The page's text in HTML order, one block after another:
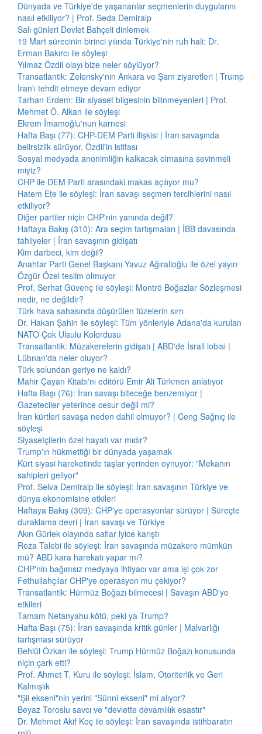
Dünyada ve Türkiye'de yaşananlar seçmenlerin duygularını
nasıl etkiliyor? | Prof. Seda Demiralp
Salı günleri Devlet Bahçeli dinlemek
19 Mart sürecinin birinci yılında Türkiye'nin ruh hali: Dr.
Erman Bakırcı ile söyleşi
Yılmaz Özdil olayı bize neler söylüyor?
Transatlantik: Zelensky'nin Ankara ve Şam ziyaretleri | Trump
İran'ı tehdit etmeye devam ediyor
Tarhan Erdem: Bir siyaset bilgesinin bilinmeyenleri | Prof.
Mehmet Ö. Alkan ile söyleşi
Ekrem İmamoğlu'nun karnesi
Hafta Başı (77): CHP-DEM Parti ilişkisi | İran savaşında
belirsizlik sürüyor, Özdil'in istifası
Sosyal medyada anonimliğin kalkacak olmasına sevinmeli
miyiz?
CHP ile DEM Parti arasındaki makas açılıyor mu?
Hatem Ete ile söyleşi: İran savaşı seçmen tercihlerini nasıl
etkiliyor?
Diğer partiler niçin CHP'nin yanında değil?
Haftaya Bakış (310): Ara seçim tartışmaları | İBB davasında
tahliyeler | İran savaşının gidişatı
Kim darbeci, kim değil?
Anahtar Parti Genel Başkanı Yavuz Ağıralioğlu ile özel yayın
Özgür Özel teslim olmuyor
Prof. Serhat Güvenç ile söyleşi: Montrö Boğazlar Sözleşmesi
nedir, ne değildir?
Türk hava sahasında düşürülen füzelerin sırrı
Dr. Hakan Şahin ile söyleşi: Tüm yönleriyle Adana'da kurulan
NATO Çok Ulsulu Kolordusu
Transatlantik: Müzakerelerin gidişatı | ABD'de İsrail lobisi |
Lübnan'da neler oluyor?
Türk solundan geriye ne kaldı?
Mahir Çayan Kitabı'nı editörü Emir Ali Türkmen anlatıyor
Hafta Başı (76): İran savaşı biteceğe benzemiyor |
Gazeteciler yeterince cesur değil mi?
İran kürtleri savaşa neden dahil olmuyor? | Ceng Sağnıç ile
söyleşi
Siyasetçilerin özel hayatı var mıdır?
Trump'ın hükmettiği bir dünyada yaşamak
Kürt siyasi hareketinde taşlar yerinden oynuyor: "Mekanın
sahipleri geliyor"
Prof. Selva Demiralp ile söyleşi: İran savaşının Türkiye ve
dünya ekonomisine etkileri
Haftaya Bakış (309): CHP'ye operasyonlar sürüyor | Süreçte
duraklama devri | İran savaşı ve Türkiye
Akın Gürlek olayında saflar iyice karıştı
Reza Talebi ile söyleşi: İran savaşında müzakere mümkün
mü? ABD kara harekatı yapar mı?
CHP'nin bağımsız medyaya ihtiyacı var ama işi çok zor
Fethullahçılar CHP'ye operasyon mu çekiyor?
Transatlantik: Hürmüz Boğazı bilmecesi | Savaşın ABD'ye
etkileri
Tamam Netanyahu kötü, peki ya Trump?
Hafta Başı (75): İran savaşında kritik günler | Malvarlığı
tartışması sürüyor
Behlül Özkan ile söyleşi: Trump Hürmüz Boğazı konusunda
niçin çark etti?
Prof. Ahmet T. Kuru ile söyleşi: İslam, Otoriterlik ve Geri
Kalmışlık
"Şii ekseni"nin yerini "Sünni ekseni" mi alıyor?
Beyaz Toroslu savcı ve "devlette devamlılık esastır"
Dr. Mehmet Akif Koç ile söyleşi: İran savaşında istihbaratın